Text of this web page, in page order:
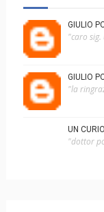
GIULIO
"caro
GIULIO
"la
UN
"dottor